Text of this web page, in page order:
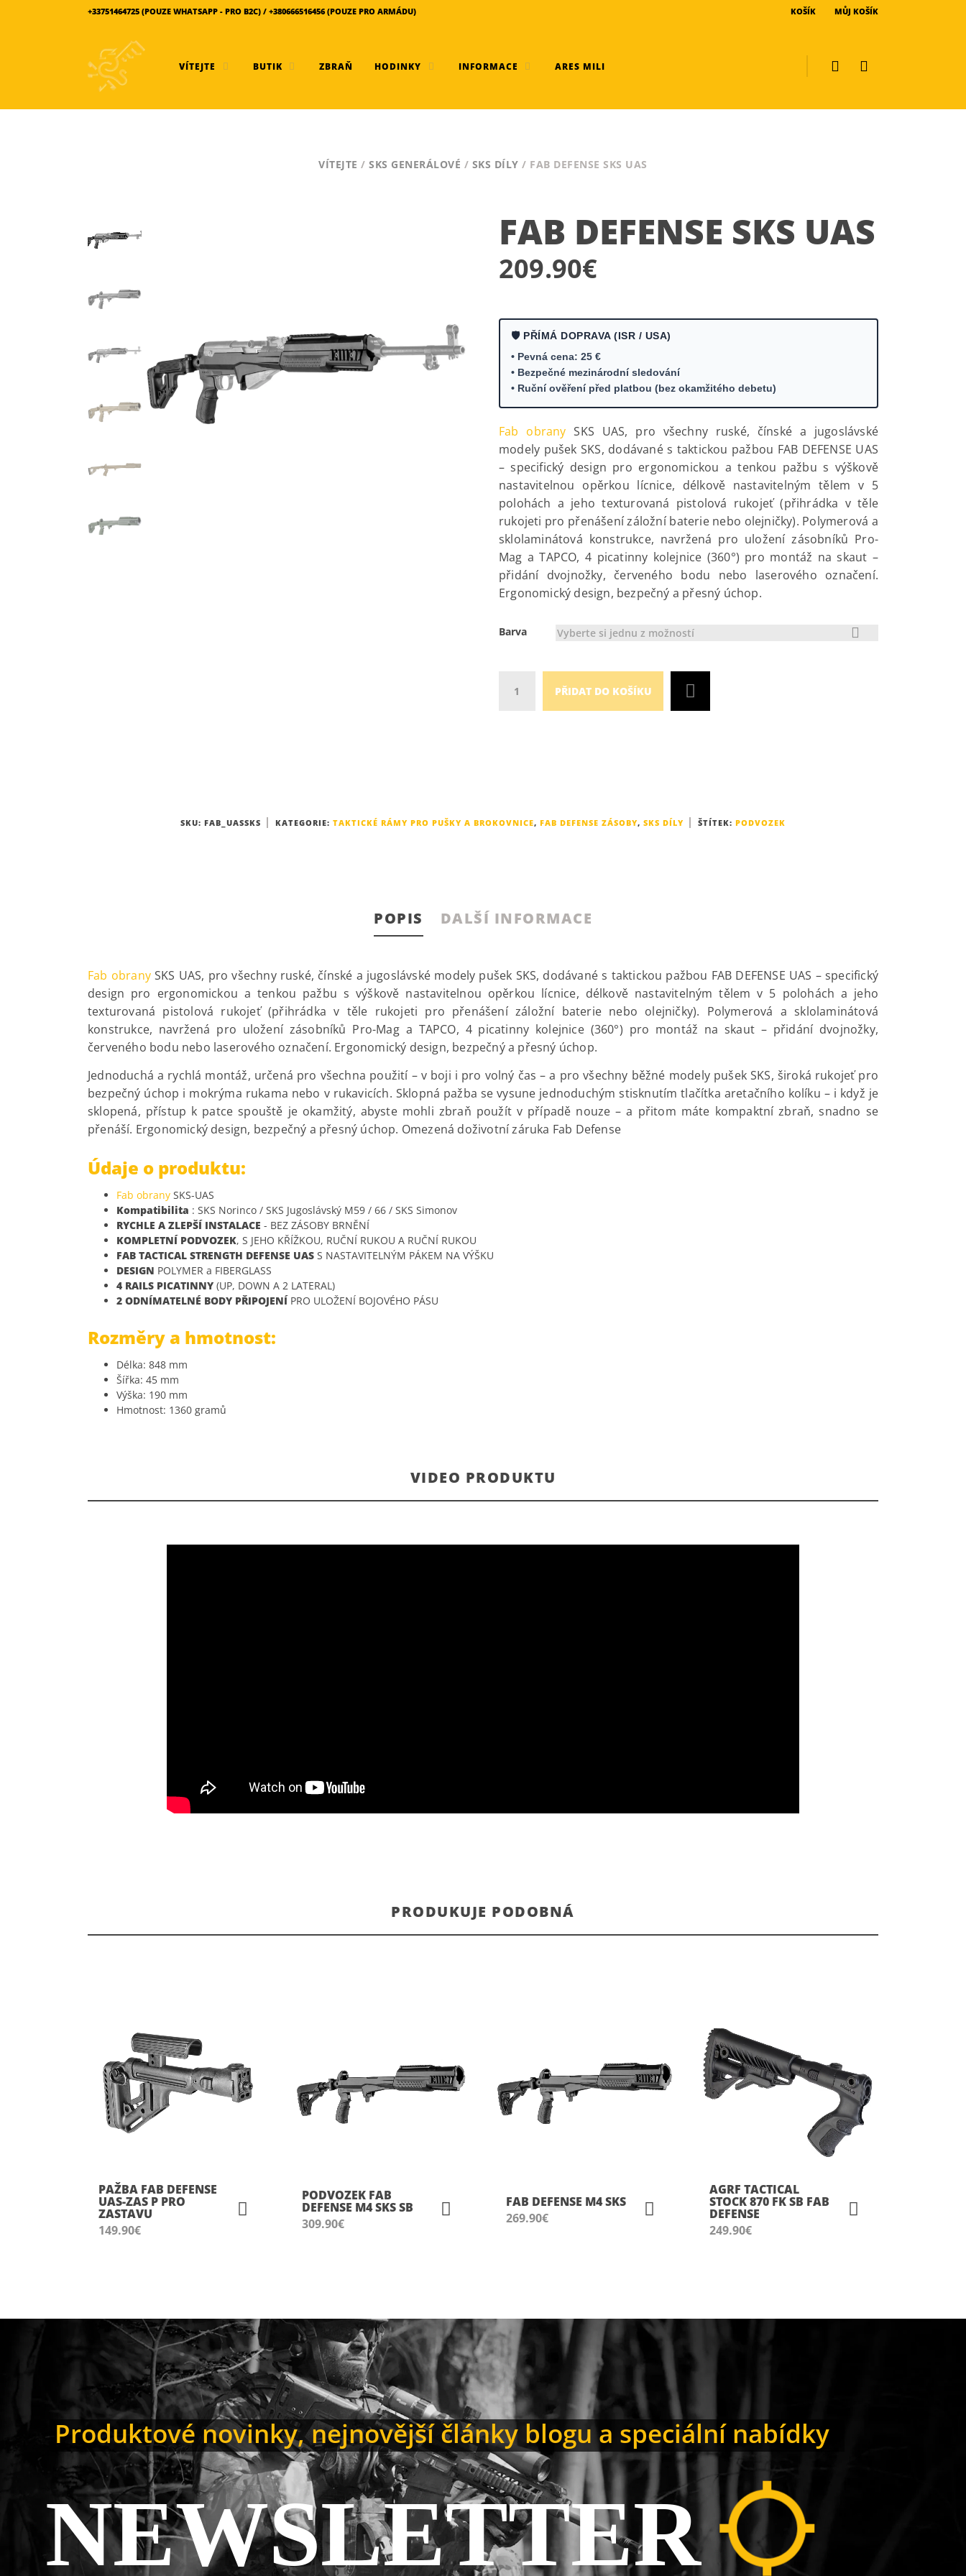
+33751464725 (POUZE WHATSAPP - PRO B2C) / +380666516456 (POUZE PRO ARMÁDU) KOŠÍK MŮJ KOŠÍK
VÍTEJTE BUTIK ZBRAŇ HODINKY INFORMACE ARES MILI
VÍTEJTE /SKS GENERÁLOVÉ / SKS DÍLY / FAB DEFENSE SKS UAS
FAB DEFENSE SKS UAS
209.90€
🛡️ PŘÍMÁ DOPRAVA (ISR / USA)
• Pevná cena: 25 €
• Bezpečné mezinárodní sledování
• Ruční ověření před platbou (bez okamžitého debetu)
Fab obrany SKS UAS, pro všechny ruské, čínské a jugoslávské
modely pušek SKS, dodávané s taktickou pažbou FAB DEFENSE UAS
– specifický design pro ergonomickou a tenkou pažbu s výškově
nastavitelnou opěrkou lícnice, délkově nastavitelným tělem v 5
polohách a jeho texturovaná pistolová rukojeť (přihrádka v těle
rukojeti pro přenášení záložní baterie nebo olejničky). Polymerová a
sklolaminátová konstrukce, navržená pro uložení zásobníků Pro-
Mag a TAPCO, 4 picatinny kolejnice (360°) pro montáž na skaut –
přidání dvojnožky, červeného bodu nebo laserového označení.
Ergonomický design, bezpečný a přesný úchop.
Barva Vyberte si jednu z možností
PŘIDAT DO KOŠÍKU
SKU: FAB_UASSKS KATEGORIE: TAKTICKÉ RÁMY PRO PUŠKY A BROKOVNICE, FAB DEFENSE ZÁSOBY, SKS DÍLY ŠTÍTEK: PODVOZEK
POPIS DALŠÍ INFORMACE
Fab obranySKS UAS, pro všechny ruské, čínské a jugoslávské modely pušek SKS, dodávané s taktickou pažbou FAB DEFENSE UAS – specifický
design pro ergonomickou a tenkou pažbu s výškově nastavitelnou opěrkou lícnice, délkově nastavitelným tělem v 5 polohách a jeho
texturovaná pistolová rukojeť (přihrádka v těle rukojeti pro přenášení záložní baterie nebo olejničky). Polymerová a sklolaminátová
konstrukce, navržená pro uložení zásobníků Pro-Mag a TAPCO, 4 picatinny kolejnice (360°) pro montáž na skaut – přidání dvojnožky,
červeného bodu nebo laserového označení. Ergonomický design, bezpečný a přesný úchop.
Jednoduchá a rychlá montáž, určená pro všechna použití – v boji i pro volný čas – a pro všechny běžné modely pušek SKS, široká rukojeť pro
bezpečný úchop i mokrýma rukama nebo v rukavicích. Sklopná pažba se vysune jednoduchým stisknutím tlačítka aretačního kolíku – i když je
sklopená, přístup k patce spouště je okamžitý, abyste mohli zbraň použít v případě nouze – a přitom máte kompaktní zbraň, snadno se
přenáší. Ergonomický design, bezpečný a přesný úchop. Omezená doživotní záruka Fab Defense
Údaje o produktu:
Fab obrany SKS-UAS
Kompatibilita : SKS Norinco / SKS Jugoslávský M59 / 66 / SKS Simonov
RYCHLE A ZLEPŠÍ INSTALACE - BEZ ZÁSOBY BRNĚNÍ
KOMPLETNÍ PODVOZEK, S JEHO KŘÍŽKOU, RUČNÍ RUKOU A RUČNÍ RUKOU
FAB TACTICAL STRENGTH DEFENSE UAS S NASTAVITELNÝM PÁKEM NA VÝŠKU
DESIGN POLYMER a FIBERGLASS
4 RAILS PICATINNY (UP, DOWN A 2 LATERAL)
2 ODNÍMATELNÉ BODY PŘIPOJENÍ PRO ULOŽENÍ BOJOVÉHO PÁSU
Rozměry a hmotnost:
Délka: 848 mm
Šířka: 45 mm
Výška: 190 mm
Hmotnost: 1360 gramů
VIDEO PRODUKTU
PRODUKUJE PODOBNÁ
PAŽBA FAB DEFENSE
UAS-ZAS P PRO
ZASTAVU
149.90€
PODVOZEK FAB
DEFENSE M4 SKS SB
309.90€
FAB DEFENSE M4 SKS
269.90€
AGRF TACTICAL
STOCK 870 FK SB FAB
DEFENSE
249.90€
Produktové novinky, nejnovější články blogu a speciální nabídky
NEWSLETTER